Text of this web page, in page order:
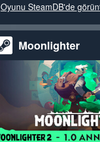
Oyunu SteamDB'de
Moonlighter